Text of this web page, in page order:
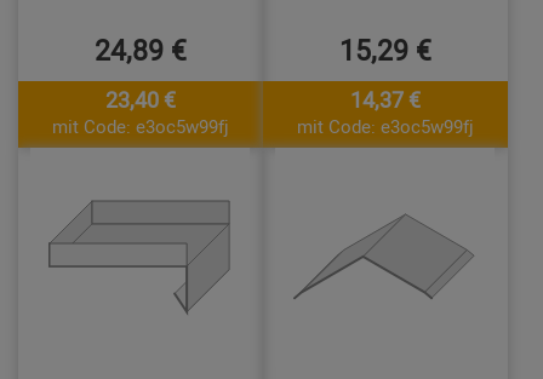
24,89 €
23,40 €
mit Code: e3oc5w99fj
15,29 €
14,37 €
mit Code: e3oc5w99fj